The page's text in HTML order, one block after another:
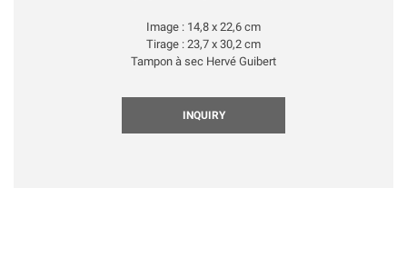
Image : 14,8 x 22,6 cm
Tirage : 23,7 x 30,2 cm
Tampon à sec Hervé Guibert
INQUIRY